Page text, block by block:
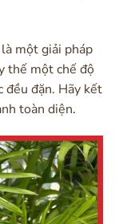
một giải pháp
thế một chế độ
đều đặn. Hãy kết
toàn diện.